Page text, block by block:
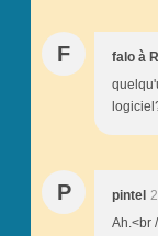
F falo à
P pintel
Ah.<br